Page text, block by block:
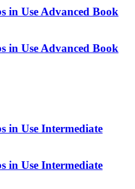
in Use Advanced Book
in Use Advanced Book
in Use Intermediate
in Use Intermediate